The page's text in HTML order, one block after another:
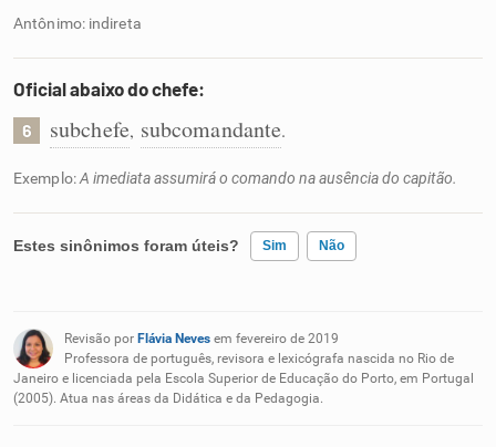
Antônimo: indireta
Oficial abaixo do chefe:
6 subchefe, subcomandante.
Exemplo:A imediata assumirá o comando na ausência do capitão.
Estes sinônimos foram úteis? Sim Não
Nenhum dos sinônimos apresentados me ajudou
Outro
Revisão por Flávia Neves em fevereiro de 2019
Professora de português, revisora e lexicógrafa nascida no Rio de
Janeiro e licenciada pela Escola Superior de Educação do Porto, em Portugal
(2005). Atua nas áreas da Didática e da Pedagogia.